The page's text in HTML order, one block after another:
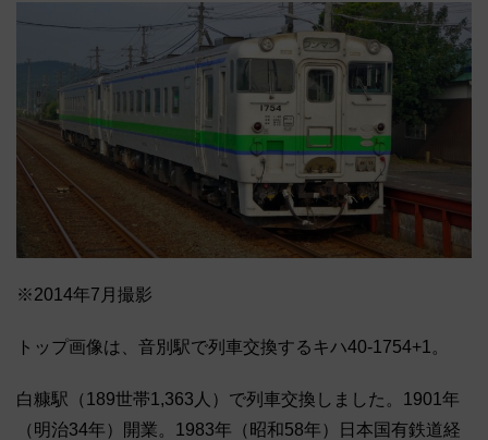
※2014年7月撮影
トップ画像は、音別駅で列車交換するキハ40-1754+1。
白糠駅（189世帯1,363人）で列車交換しました。1901年
（明治34年）開業。1983年（昭和58年）日本国有鉄道経